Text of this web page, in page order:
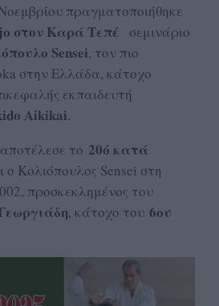
πραγματοποιήθηκε
στον Καρά Τεπέ
σεμινάριο
Sensei, τον πιο
στην Ελλάδα, κάτοχο
εκπαιδευτή
Aikikai.
το 20ό κατά
ο Κολιόπουλος Sensei στη
προσκεκλημένος του
, κάτοχο του 6ου